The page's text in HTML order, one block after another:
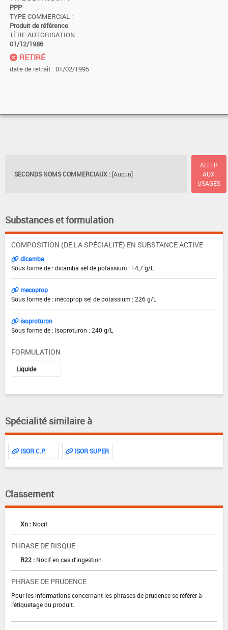
PPP
TYPE COMMERCIAL :
Produit de référence
1ÈRE AUTORISATION :
01/12/1986
RETIRÉ
date de retrait : 01/02/1995
SECONDS NOMS COMMERCIAUX : [Aucun]
ALLER
AUX
USAGES
Substances et formulation
COMPOSITION (DE LA SPÉCIALITÉ) EN SUBSTANCE ACTIVE
dicamba
Sous forme de : dicamba sel de potassium : 14,7 g/L
mecoprop
Sous forme de : mécoprop sel de potassium : 226 g/L
isoproturon
Sous forme de : Isoproturon : 240 g/L
FORMULATION
Liquide
Spécialité similaire à
ISOR C.P. ISOR SUPER
Classement
Xn : Nocif
PHRASE DE RISQUE
R22 : Nocif en cas d'ingestion
PHRASE DE PRUDENCE
Pour les informations concernant les phrases de prudence se référer à
l'étiquetage du produit.